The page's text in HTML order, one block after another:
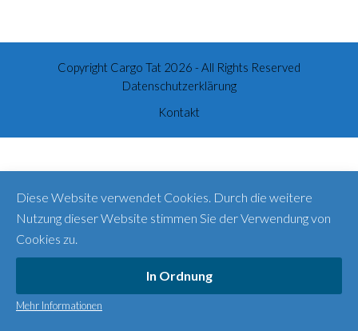
Copyright Cargo Tat 2026 - All Rights Reserved
Datenschutzerklärung
Kontakt
Diese Website verwendet Cookies. Durch die weitere
Nutzung dieser Website stimmen Sie der Verwendung von
Cookies zu.
In Ordnung
Mehr Informationen